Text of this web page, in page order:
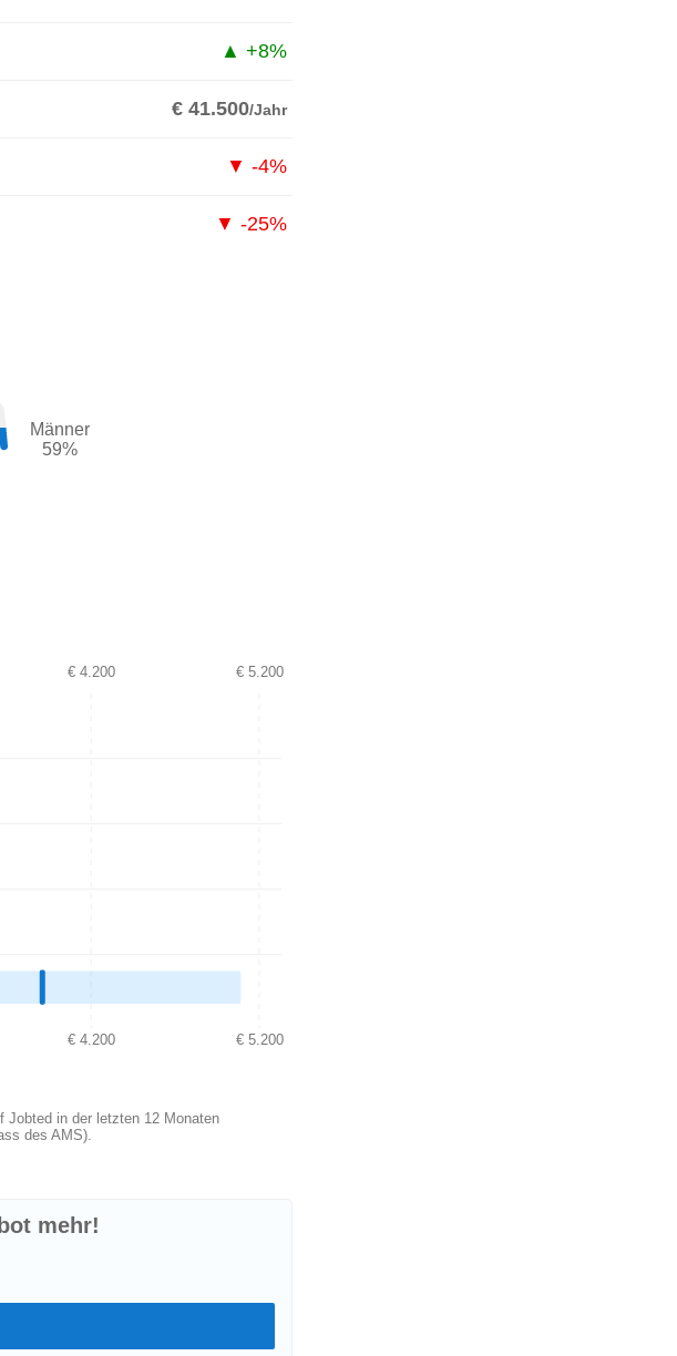
▲ +8%
€ 41.500/Jahr
▼ -4%
▼ -25%
Männer
59%
€ 4.200 € 5.200
€ 4.200 € 5.200
Jobted in der letzten 12 Monaten
des AMS).
mehr!